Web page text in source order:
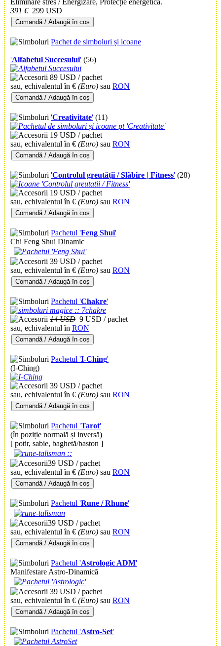
391 €299 USD
Comandă / Adaugă în coș
Pachet de simboluri și icoane
'Alfabetul Succesului' (56)
89 USD / pachet
sau, echivalentul în € (Euro) sau RON
Comandă / Adaugă în coș
'Creativitate' (11)
19 USD / pachet
sau, echivalentul în € (Euro) sau RON
Comandă / Adaugă în coș
'Controlul greutății / Slăbire | Fitness' (28)
19 USD / pachet
sau, echivalentul în € (Euro) sau RON
Comandă / Adaugă în coș
Pachetul 'Feng Shui'
Chi Feng Shui Dinamic
39 USD / pachet
sau, echivalentul în € (Euro) sau RON
Comandă / Adaugă în coș
Pachetul 'Chakre'
14 USD 9 USD / pachet
sau, echivalentul în RON
Comandă / Adaugă în coș
Pachetul 'I-Ching'
(I-Ching)
39 USD / pachet
sau, echivalentul în € (Euro) sau RON
Comandă / Adaugă în coș
Pachetul 'Tarot'
(în poziție normală și inversă)
[ potir, sabie, baghetă/baston ]
39 USD / pachet
sau, echivalentul în € (Euro) sau RON
Comandă / Adaugă în coș
Pachetul 'Rune / Rhune'
39 USD / pachet
sau, echivalentul în € (Euro) sau RON
Comandă / Adaugă în coș
Pachetul 'Astrologic ADM'
Manifestare Astro-Dinamică
39 USD / pachet
sau, echivalentul în € (Euro) sau RON
Comandă / Adaugă în coș
Pachetul 'Astro-Set'